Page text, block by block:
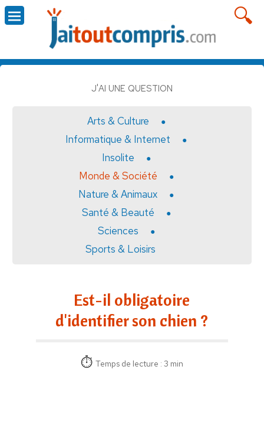
J'AI UNE QUESTION
Arts & Culture
Informatique & Internet
Insolite
Monde & Société
Nature & Animaux
Santé & Beauté
Sciences
Sports & Loisirs
Est-il obligatoire
d'identifier son chien ?
Temps de lecture : 3 min